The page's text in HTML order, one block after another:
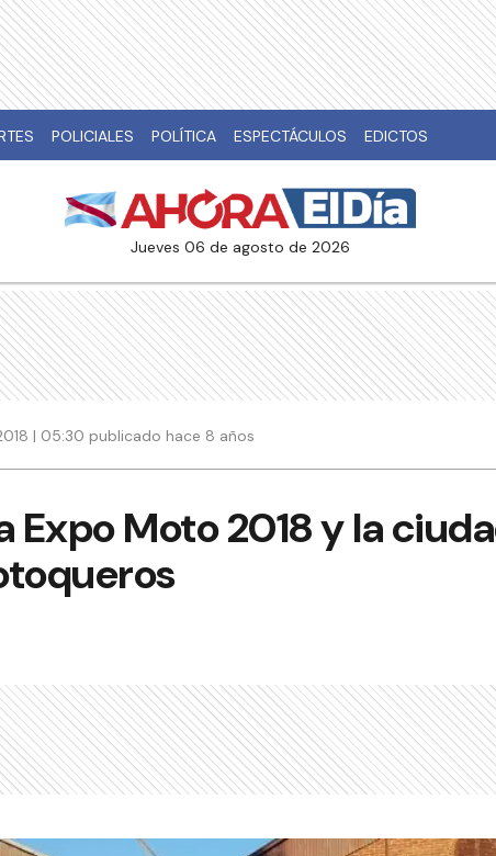
POLICIALES POLÍTICA ESPECTÁCULOS EDICTOS
jueves 06 de agosto de 2026
| 05:30 publicado hace 8 años
Expo Moto 2018 y la